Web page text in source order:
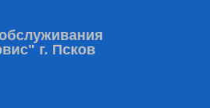
г. Псков